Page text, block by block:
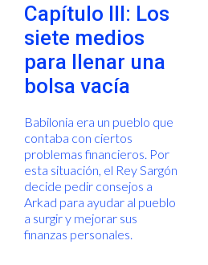
Capítulo III: Los
siete medios
para llenar una
bolsa vacía
Babilonia era un pueblo que
contaba con ciertos
problemas financieros. Por
esta situación, el Rey Sargón
decide pedir consejos a
Arkad para ayudar al pueblo
a surgir y mejorar sus
finanzas personales.